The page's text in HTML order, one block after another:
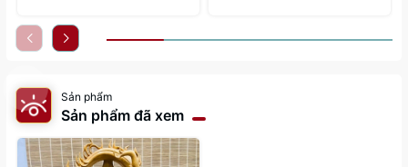
Sản phẩm
Sản phẩm đã xem